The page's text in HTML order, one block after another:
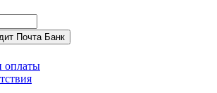
Почта Банк
оплаты